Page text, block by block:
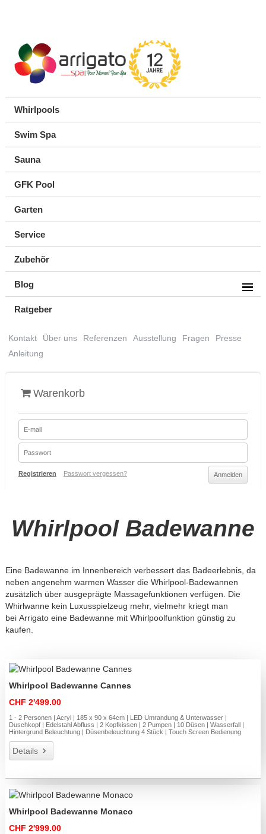
Whirlpools
Swim Spa
Sauna
GFK Pool
Garten
Service
Zubehör
Blog
Ratgeber
Kontakt Über uns Referenzen Ausstellung Fragen
Presse
Anleitung
Warenkorb
Registrieren Passwort vergessen?
Whirlpool Badewanne
Eine Badewanne im Innenbereich verbessert das Badeerlebnis, da
neben angenehm warmen Wasser die Whirlpool-Badewannen
zusätzlich über ausgeprägte Massagefunktionen verfügen. Die
Whirlwanne kein Luxusspielzeug mehr, vielmehr kriegt man
bei Arrigato eine Badewanne mit Whirlpoolfunktion günstig zu
kaufen.
Whirlpool Badewanne Cannes
CHF 2'499.00
1 - 2 Personen | Acryl | 185 x 90 x 64cm | LED Umrandung & Unterwasser |
Duschkopf | Edelstahl Abfluss | 2 Kopfkissen | 2 Pumpen | 10 Düsen | Wasserfall |
Hintergrund Beleuchtung | Düsenbeleuchtung 4 Stück | Touch Screen Bedienung
Details
Whirlpool Badewanne Monaco
CHF 2'999.00